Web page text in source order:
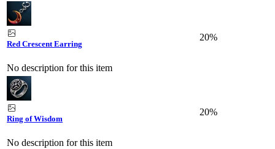
Red Crescent Earring
No description for this item
20%
Ring of Wisdom
No description for this item
20%